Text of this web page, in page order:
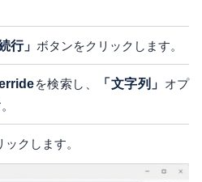
行」 ボタンをクリックします。
を検索し、 「文字列」 オプ
クします。